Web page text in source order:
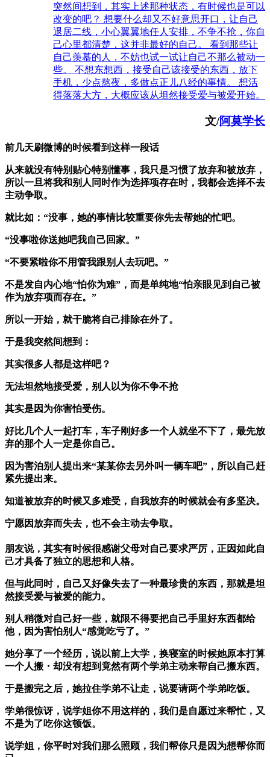
突然间想到，其实上述那种状态，有时候也是可以
改变的吧？ 想要什么却又不好意思开口，让自己
退居二线，小心翼翼地任人安排，不争不抢，你自
己心里都清楚，这并非最好的自己。 看到那些让
自己羡慕的人，不妨也试一试让自己不那么被动一
些。 不想东想西，接受自己该接受的东西，放下
手机，少点熬夜，多做点正儿八经的事情。 想活
得落落大方，大概应该从坦然接受爱与被爱开始。
文/阿莫学长
前几天刷微博的时候看到这样一段话
从来就没有特别贴心特别懂事，我只是习惯了放弃和被放弃，
所以一旦将我和别人同时作为选择项存在时，我都会选择不去
主动争取。
就比如：“没事，她的事情比较重要你先去帮她的忙吧。
“没事啦你送她吧我自己回家。”
“不要紧啦你不用管我跟别人去玩吧。”
不是发自内心地“怕你为难”，而是单纯地“怕亲眼见到自己被
作为放弃项而存在。”
所以一开始，就干脆将自己排除在外了。
于是我突然间想到：
其实很多人都是这样吧？
无法坦然地接受爱，别人以为你不争不抢
其实是因为你害怕受伤。
好比几个人一起打车，车子刚好多一个人就坐不下了，最先放
弃的那个人一定是你自己。
因为害泊别人提出来“某某你去另外叫一辆车吧”，所以自己赶
紧先提出来。
知道被放弃的时候又多难受，自我放弃的时候就会有多坚决。
宁愿因放弃而失去，也不会主动去争取。
朋友说，其实有时候很感谢父母对自己要求严厉，正因如此自
己才具备了独立的思想和人格。
但与此同时，自己又好像失去了一种最珍贵的东西，那就是坦
然接受爱与被爱的能力。
别人稍微对自己好一些，就限不得要把自己手里好东西都给
他，因为害怕别人“感觉吃亏了。”
她分享了一个经历，说以前上大学，换寝室的时候她原本打算
一个人搬・却没有想到竟然有两个学弟主动来帮自己搬东西。
于是搬完之后，她拉住学弟不让走，说要请两个学弟吃饭。
学弟很惊讶，说学姐你不用这样的，我们是自愿过来帮忙，又
不是为了吃你这顿饭。
说学姐，你平时对我们那么照顾，我们帮你只是因为想帮你而